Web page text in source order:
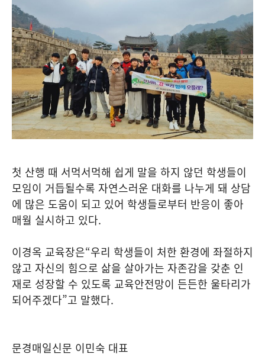
첫 산행 때 서먹서먹해 쉽게 말을 하지 않던 학생들이
모임이 거듭될수록 자연스러운 대화를 나누게 돼 상담
에 많은 도움이 되고 있어 학생들로부터 반응이 좋아
매월 실시하고 있다.
이경옥 교육장은“우리 학생들이 처한 환경에 좌절하지
않고 자신의 힘으로 삶을 살아가는 자존감을 갖춘 인
재로 성장할 수 있도록 교육안전망이 든든한 울타리가
되어주겠다”고 말했다.
문경매일신문 이민숙 대표